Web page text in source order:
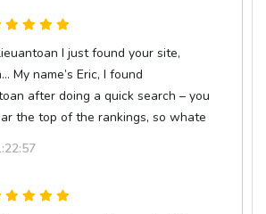
I just found your site,
My name’s Eric, I found
after doing a quick search – you
the top of the rankings, so whate